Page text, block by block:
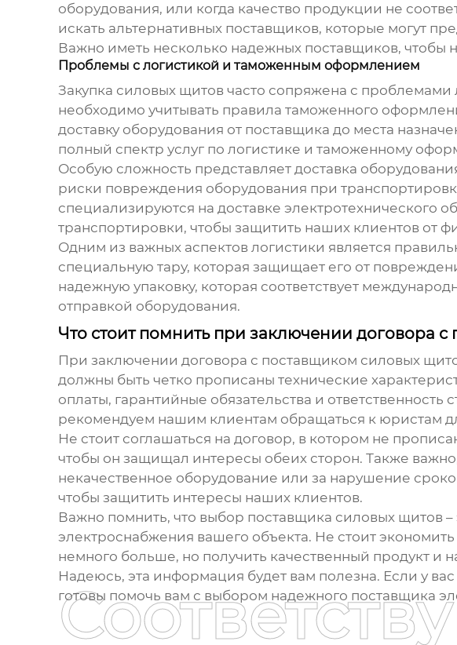
оборудования, или когда качество продукции не
искать альтернативных поставщиков, которые могут
Важно иметь несколько надежных поставщиков, чтобы
Проблемы с логистикой и таможенным оформлением
Закупка силовых щитовчасто сопряжена с
необходимо учитывать правила таможенного
доставку оборудования от поставщика до места
полный спектр услуг по логистике и таможенному
Особую сложность представляет доставка
риски повреждения оборудования при
специализируются на доставке электротехнического
транспортировки, чтобы защитить наших клиентов от
Одним из важных аспектов логистики является
специальную тару, которая защищает его от
надежную упаковку, которая соответствует
отправкой оборудования.
Что стоит помнить при заключении договора с
При заключении договора с поставщиком силовых
должны быть четко прописаны технические
оплаты, гарантийные обязательства и
рекомендуем нашим клиентам обращаться к юристам
Не стоит соглашаться на договор, в котором не
чтобы он защищал интересы обеих сторон. Также
некачественное оборудование или за нарушение
чтобы защитить интересы наших клиентов.
Важно помнить, что выбор поставщика силовых щитов–
электроснабжения вашего объекта. Не стоит
немного больше, но получить качественный продукт и
Надеюсь, эта информация будет вам полезна. Если у
готовы помочь вам с выбором надежного поставщика